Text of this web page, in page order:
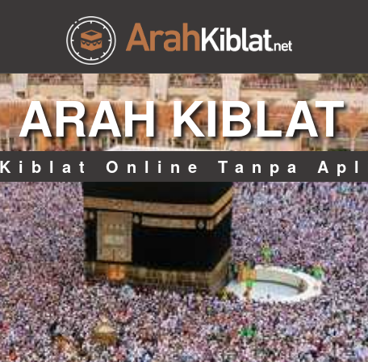
ARAH KIBLAT
Online Tanpa